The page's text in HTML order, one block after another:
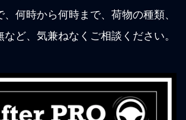
、何時から何時まで、荷物の種類、
ど、気兼ねなくご相談ください。